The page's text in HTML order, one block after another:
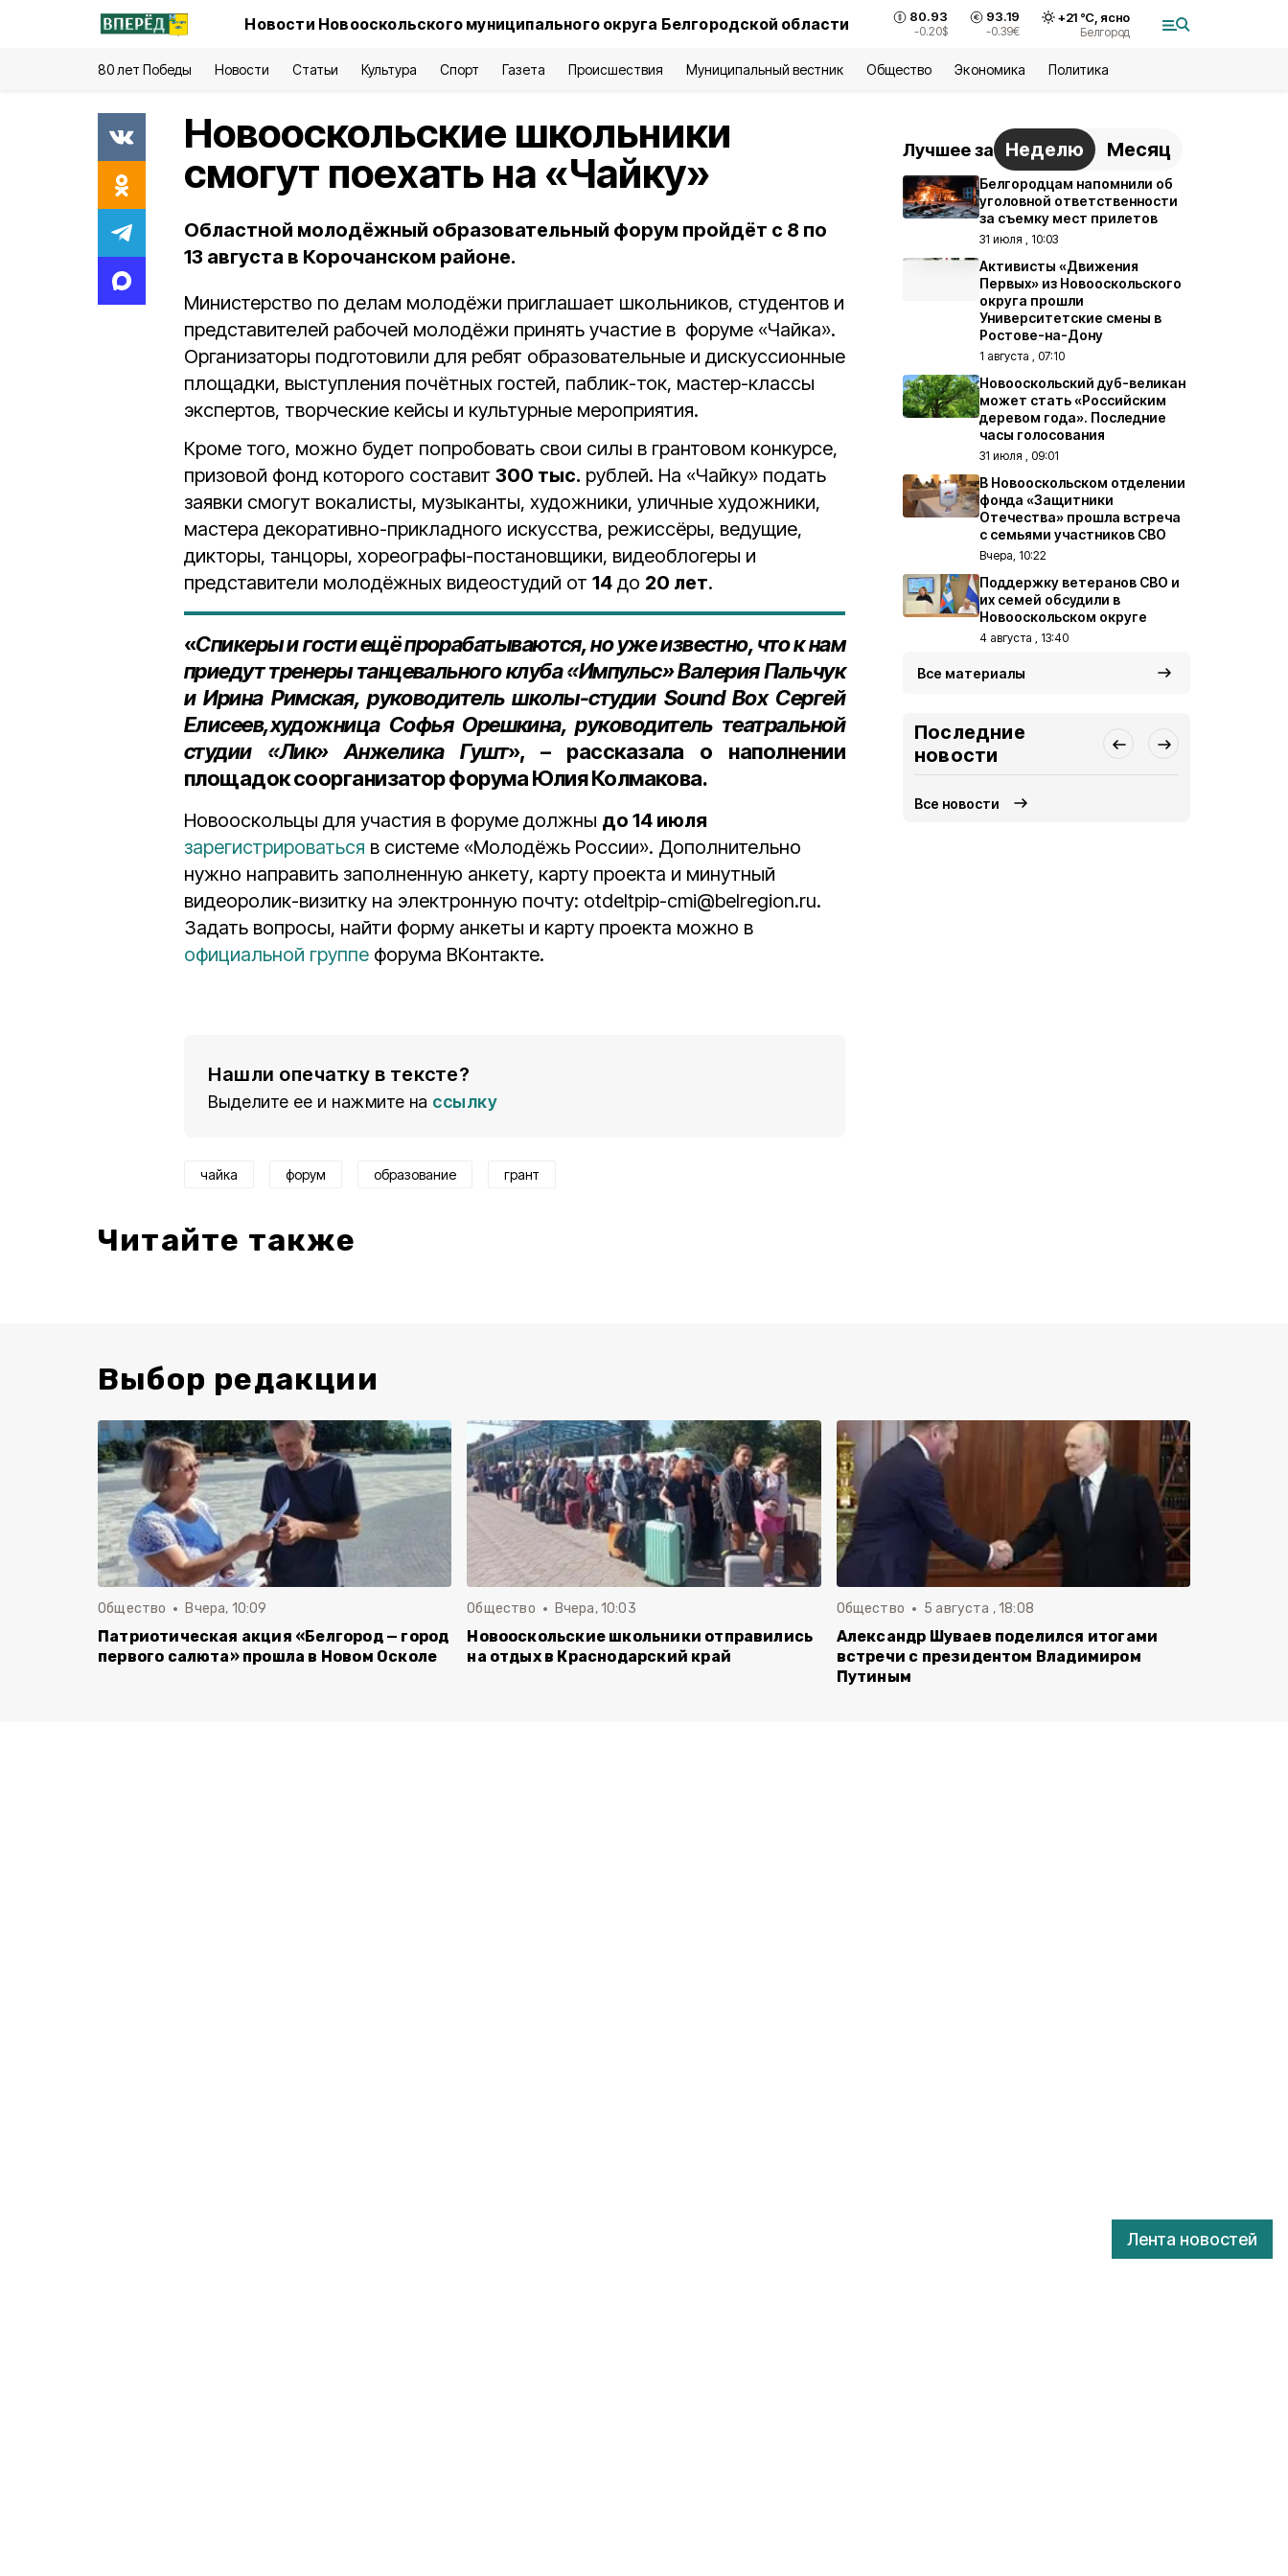
Новости Новооскольского муниципального округа Белгородской области 80.93
-0.20$
93.19
-0.39€
+21°С, ясно
Белгород
80 лет Победы Новости Статьи Культура Спорт Газета Происшествия Муниципальный вестник Общество Экономика Политика
Лента новостей
Новооскольские школьники
смогут поехать на «Чайку»
Областной молодёжный образовательный форум пройдёт с 8 по
13 августа в Корочанском районе.
Министерство по делам молодёжи приглашает школьников, студентов и
представителей рабочей молодёжи принять участие в форуме «Чайка».
Организаторы подготовили для ребят образовательные и дискуссионные
площадки, выступления почётных гостей, паблик-ток, мастер-классы
экспертов, творческие кейсы и культурные мероприятия.
Кроме того, можно будет попробовать свои силы в грантовом конкурсе,
призовой фонд которого составит 300 тыс. рублей. На «Чайку» подать
заявки смогут вокалисты, музыканты, художники, уличные художники,
мастера декоративно-прикладного искусства, режиссёры, ведущие,
дикторы, танцоры, хореографы-постановщики, видеоблогеры и
представители молодёжных видеостудий от 14 до 20 лет.
«Спикеры и гости ещё прорабатываются, но уже известно, что к нам
приедут тренеры танцевального клуба «Импульс» Валерия Пальчук
и Ирина Римская, руководитель школы-студии Sound BoxСергей
Елисеев,художница Софья Орешкина, руководитель театральной
студии «Лик» Анжелика Гушт», – рассказала о наполнении
площадок соорганизатор форума Юлия Колмакова.
Новооскольцы для участия в форуме должны до 14 июля
зарегистрироваться в системе «Молодёжь России». Дополнительно
нужно направить заполненную анкету, карту проекта и минутный
видеоролик-визитку на электронную почту: otdeltpip-cmi@belregion.ru.
Задать вопросы, найти форму анкеты и карту проекта можно в
официальной группе форума ВКонтакте.
Нашли опечатку в тексте?
Выделите ее и нажмите на ссылку
чайка форум образование грант
Читайте также
Лучшее за Неделю Месяц
Белгородцам напомнили об
уголовной ответственности
за съемку мест прилетов
31 июля , 10:03
Активисты «Движения
Первых» из Новооскольского
округа прошли
Университетские смены в
Ростове-на-Дону
1 августа , 07:10
Новооскольский дуб-великан
может стать «Российским
деревом года». Последние
часы голосования
31 июля , 09:01
В Новооскольском отделении
фонда «Защитники
Отечества» прошла встреча
с семьями участников СВО
Вчера, 10:22
Поддержку ветеранов СВО и
их семей обсудили в
Новооскольском округе
4 августа , 13:40
Все материалы
Последние
новости
Все новости
Выбор редакции
Общество Вчера, 10:09
Патриотическая акция «Белгород — город
первого салюта» прошла в Новом Осколе
Общество Вчера, 10:03
Новооскольские школьники отправились
на отдых в Краснодарский край
Общество 5 августа , 18:08
Александр Шуваев поделился итогами
встречи с президентом Владимиром
Путиным